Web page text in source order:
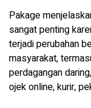
Pakage
sangat penting
terjadi perubahan
masyarakat,
perdagangan
ojek online, kurir,